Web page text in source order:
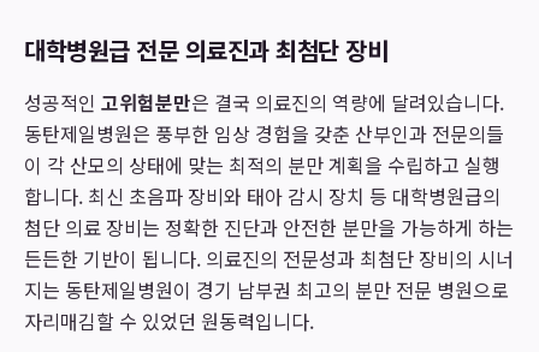
대학병원급 전문 의료진과 최첨단 장비
성공적인 고위험분만은 결국 의료진의 역량에 달려있습니다.
동탄제일병원은 풍부한 임상 경험을 갖춘 산부인과 전문의들
이 각 산모의 상태에 맞는 최적의 분만 계획을 수립하고 실행
합니다. 최신 초음파 장비와 태아 감시 장치 등 대학병원급의
첨단 의료 장비는 정확한 진단과 안전한 분만을 가능하게 하는
든든한 기반이 됩니다. 의료진의 전문성과 최첨단 장비의 시너
지는 동탄제일병원이 경기 남부권 최고의 분만 전문 병원으로
자리매김할 수 있었던 원동력입니다.